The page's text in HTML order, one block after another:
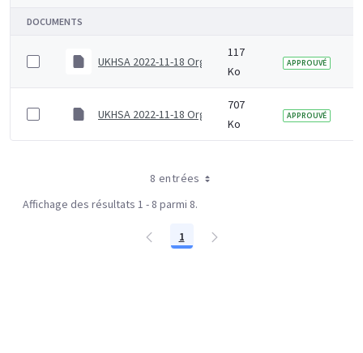
DOCUMENTS
UKHSA 2022-11-18 Organogram (Senior)
117
Ko
APPROUVÉ
UKHSA 2022-11-18 Organogram (Junior)
707
Ko
APPROUVÉ
8 entrées
Affichage des résultats 1 - 8 parmi 8.
Page
1